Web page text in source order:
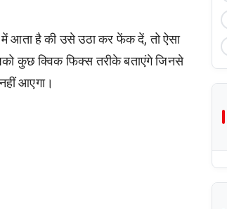
है की उसे उठा कर फेंक दें, तो ऐसा
कुछ क्विक फिक्स तरीके बताएंगे जिनसे
आएगा।